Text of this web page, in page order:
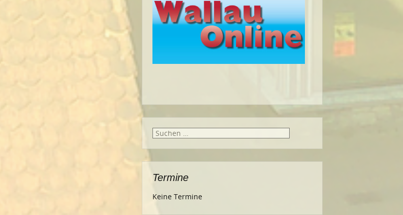
Suche
Termine
Keine Termine